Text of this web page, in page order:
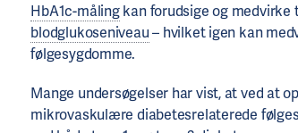
HbA1c-målingkan forudsige og medvirke
blodglukoseniveau– hvilket igen kan
følgesygdomme.
Mange undersøgelser har vist, at ved at
mikrovaskulære diabetesrelaterede